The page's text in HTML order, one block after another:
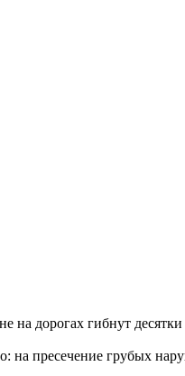
на дорогах гибнут
пресечение грубых